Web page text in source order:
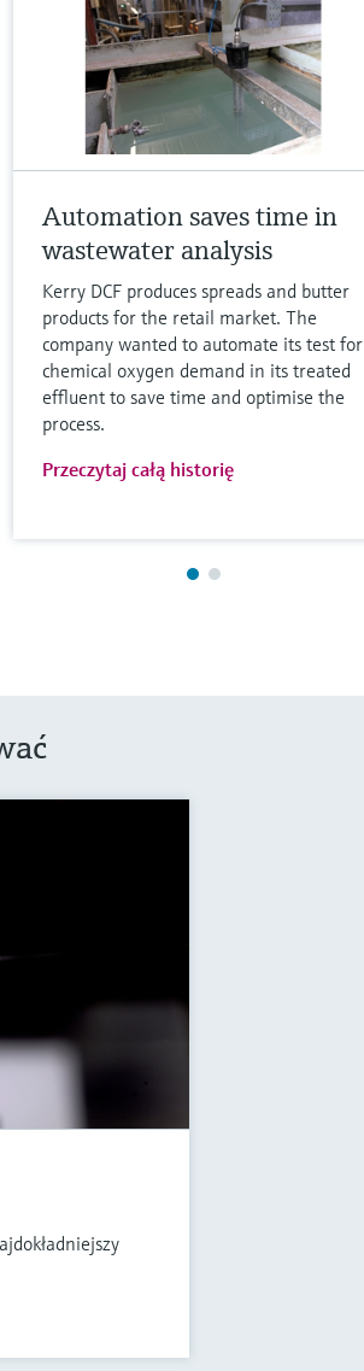
Automation saves time in
wastewater analysis
Kerry DCF produces spreads and butter
products for the retail market. The
company wanted to automate its test for
chemical oxygen demand in its treated
effluent to save time and optimise the
process.
Przeczytaj całą historię